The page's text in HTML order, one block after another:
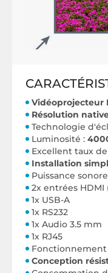
Vidéoprojecteur
Résolution
Technologie
Luminosité :
Excellent taux
Installation
Puissance sonore
2x entrées HDMI
1x USB-A
1x RS232
1x Audio 3.5 mm
1x RJ45
Fonctionnement
Conception